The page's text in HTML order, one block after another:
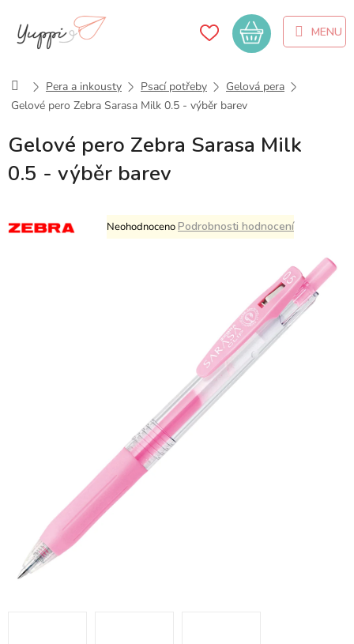
obsah
Nákupní
košík
DomůPera a inkousty Psací potřeby
Gelová pera
Gelové pero Zebra Sarasa Milk 0.5 - výběr barev
Gelové pero Zebra Sarasa Milk
0.5 - výběr barev
Průměrné
hodnocení
NeohodnocenoPodrobnosti hodnocení